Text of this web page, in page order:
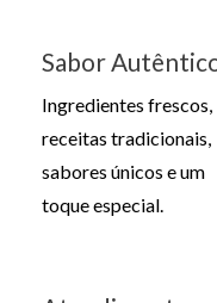
Sabor
Ingredientes frescos,
receitas tradicionais,
sabores únicos e um
toque especial.